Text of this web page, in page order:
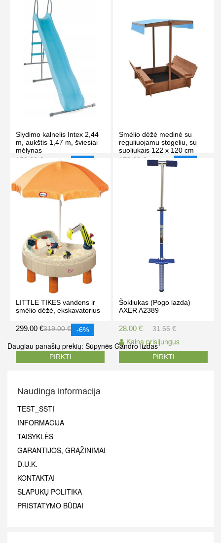
Slydimo kalnelis Intex 2,44
m, aukštis 1,47 m, šviesiai
mėlynas
159.00 € 175.00 € -9%
Smėlio dėžė medinė su
reguliuojamu stogeliu, su
suoliukais 122 x 120 cm
179.00 €189.00 €
LITTLE TIKES vandens ir
smėlio dėžė, ekskavatorius
299.00 €319.00 € -6%
PIRKTI
Šokliukas (Pogo lazda)
AXER A2389
28.00 €
Kaina prisijungus
31.66 €
PIRKTI
Daugiau panašių prekių: Sūpynės Gandro lizdas
Naudinga informacija
TEST_SSTI
INFORMACIJA
TAISYKLĖS
GARANTIJOS, GRĄŽINIMAI
D.U.K.
KONTAKTAI
SLAPUKŲ POLITIKA
PRISTATYMO BŪDAI